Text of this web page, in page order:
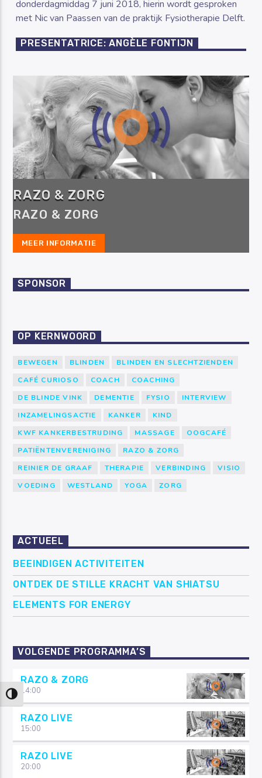
Keuze voor hoog contrast
donderdagmiddag 7 juni 2018, hierin wordt gesproken
met Nic van Paassen van de praktijk Fysiotherapie Delft.
PRESENTATRICE: ANGÈLE FONTIJN
RAZO & ZORG
RAZO & ZORG
MEER INFORMATIE
SPONSOR
OP KERNWOORD
BEWEGEN BLINDEN
BLINDEN EN SLECHTZIENDEN
CAFÉ CURIOSO
COACH
COACHING
DE BLINDE VINK
DEMENTIE FYSIO
INTERVIEW
INZAMELINGSACTIE
KANKER
KIND
KWF KANKERBESTRIJDING
MASSAGE
OOGCAFÉ
PATIËNTENVERENIGING
RAZO & ZORG
REINIER DE GRAAF
THERAPIE VERBINDING
VISIO
VOEDING
WESTLAND YOGA ZORG
ACTUEEL
BEEINDIGEN ACTIVITEITEN
ONTDEK DE STILLE KRACHT VAN SHIATSU
ELEMENTS FOR ENERGY
VOLGENDE PROGRAMMA’S
RAZO & ZORG
14:00
RAZO LIVE
15:00
RAZO LIVE
20:00